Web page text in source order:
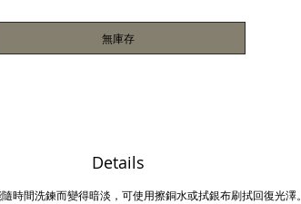
無庫存
Details
時間洗鍊而變得暗淡，可使用擦銅水或拭銀布刷拭回復光澤。